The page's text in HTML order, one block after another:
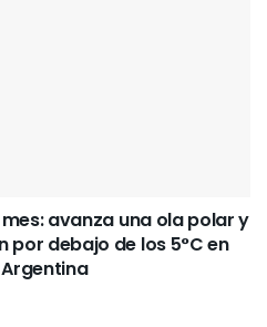
avanza una ola polar y
debajo de los 5°C en